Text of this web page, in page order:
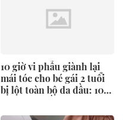
10 giờ vi phẫu giành lại
mái tóc cho bé gái 2 tuổi
bị lột toàn bộ da đầu: 10
xảy ra tại Bệnh viện Việt